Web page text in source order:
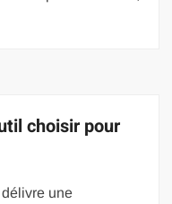
choisir pour
une